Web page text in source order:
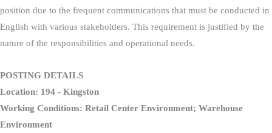
position due to the frequent communications that must be conducted in
English with various stakeholders. This requirement is justified by the
nature of the responsibilities and operational needs.
POSTING DETAILS
Location: 194 - Kingston
Working Conditions: Retail Center Environment; Warehouse
Environment